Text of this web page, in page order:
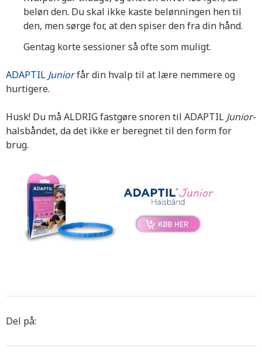
beløn den. Du skal ikke kaste belønningen hen til
den, men sørge for, at den spiser den fra din hånd.
Gentag korte sessioner så ofte som muligt.
ADAPTIL Juniorfår din hvalp til at lære nemmere og
hurtigere.
Husk! Du må ALDRIG fastgøre snoren til ADAPTIL Junior-
halsbåndet, da det ikke er beregnet til den form for
brug.
Del på: